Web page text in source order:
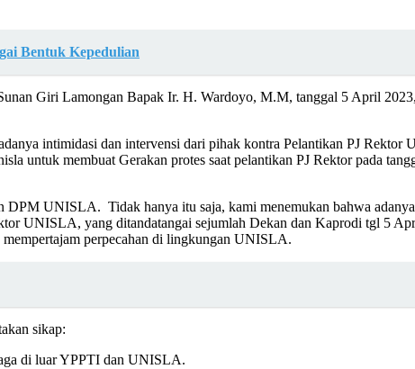
Bentuk Kepedulian
Giri Lamongan Bapak Ir. H. Wardoyo, M.M, tanggal 5 April
intimidasi dan intervensi dari pihak kontra Pelantikan PJ
untuk membuat Gerakan protes saat pelantikan PJ Rektor pada
UNISLA. Tidak hanya itu saja, kami menemukan bahwa
UNISLA, yang ditandatangai sejumlah Dekan dan Kaprodi tgl 5
perpecahan di lingkungan UNISLA.
sikap:
di luar YPPTI dan UNISLA.